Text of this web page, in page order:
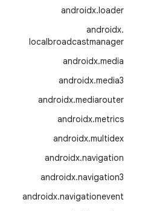
androidx.loader
androidx.
localbroadcastmanager
androidx.media
androidx.media3
androidx.mediarouter
androidx.metrics
androidx.multidex
androidx.navigation
androidx.navigation3
androidx.navigationevent